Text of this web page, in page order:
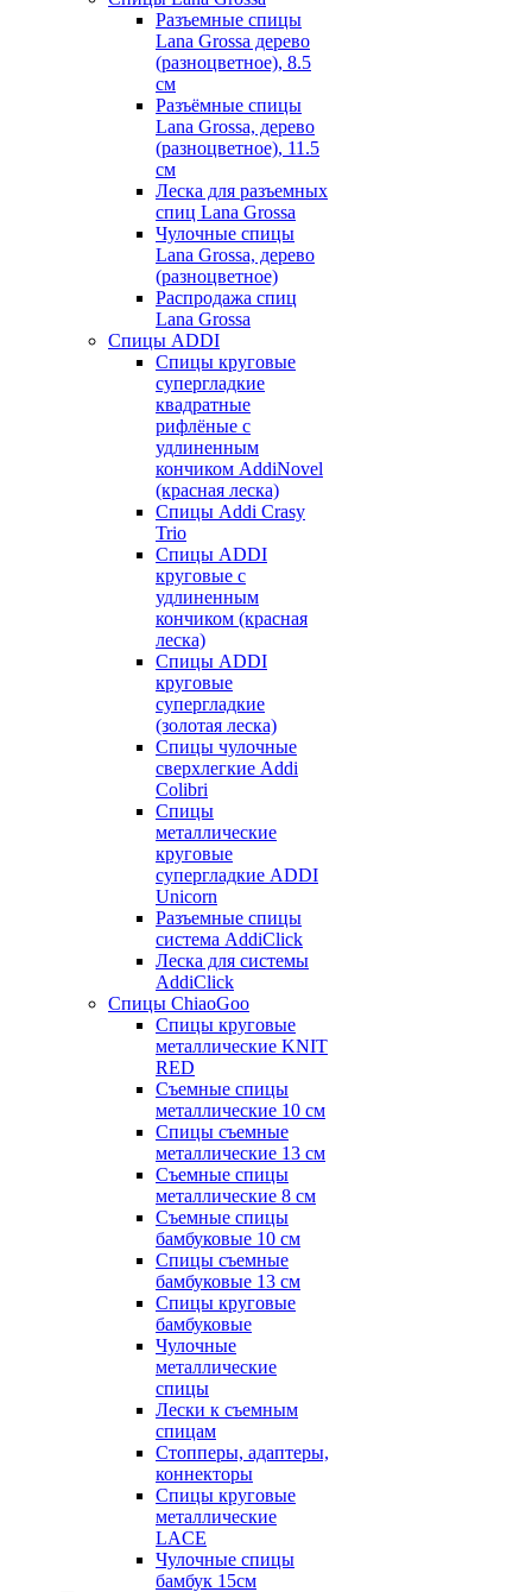
Разъемные спицы
Lana Grossa дерево
(разноцветное), 8.5
см
Разъёмные спицы
Lana Grossa, дерево
(разноцветное), 11.5
см
Леска для разъемных
спиц Lana Grossa
Чулочные спицы
Lana Grossa, дерево
(разноцветное)
Распродажа спиц
Lana Grossa
Спицы ADDI
Спицы круговые
супергладкие
квадратные
рифлёные с
удлиненным
кончиком AddiNovel
(красная леска)
Спицы Addi Crasy
Trio
Спицы ADDI
круговые с
удлиненным
кончиком (красная
леска)
Спицы ADDI
круговые
супергладкие
(золотая леска)
Спицы чулочные
сверхлегкие Addi
Colibri
Спицы
металлические
круговые
супергладкие ADDI
Unicorn
Разъемные спицы
система AddiClick
Леска для системы
AddiClick
Спицы ChiaoGoo
Спицы круговые
металлические KNIT
RED
Съемные спицы
металлические 10 см
Спицы съемные
металлические 13 см
Съемные спицы
металлические 8 см
Съемные спицы
бамбуковые 10 см
Спицы съемные
бамбуковые 13 см
Спицы круговые
бамбуковые
Чулочные
металлические
спицы
Лески к съемным
спицам
Стопперы, адаптеры,
коннекторы
Спицы круговые
металлические
LACE
Чулочные спицы
бамбук 15см